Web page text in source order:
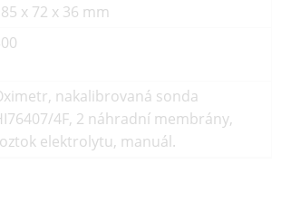
x 72 x 36 mm
nakalibrovaná sonda
4F, 2 náhradní membrány,
elektrolytu, manuál.